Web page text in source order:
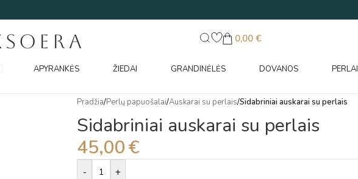
0,00 €
APYRANKĖS ŽIEDAI GRANDINĖLĖS DOVANOS PERLAI
Pradžia/Perlų papuošalai/Auskarai su perlais/Sidabriniai auskarai su perlais
Sidabriniai auskarai su perlais
45,00€
- +
Alternative: